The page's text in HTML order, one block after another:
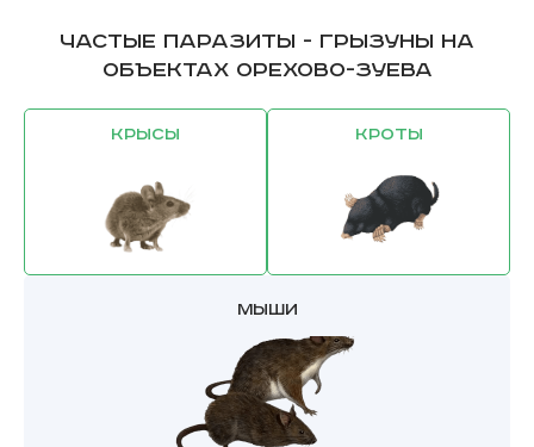
Частые паразиты - грызуны на
объектах Орехово-Зуева
Крысы Кроты
Мыши